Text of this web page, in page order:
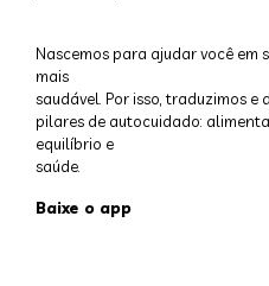
Nascemos para ajudar você em
mais
saudável. Por isso, traduzimos
pilares de autocuidado:
equilíbrio e
saúde.
Baixe o app